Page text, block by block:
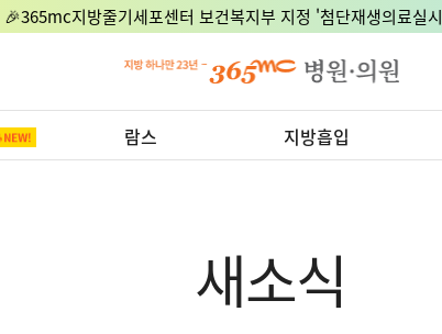
🎉365mc지방줄기세포센터 보건복지부 지정 '첨단재생의료실
람스 지방흡입
새소식